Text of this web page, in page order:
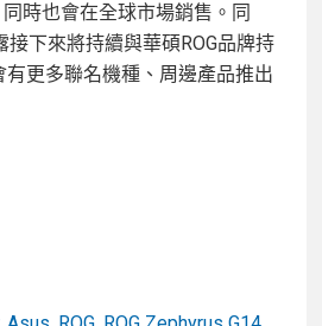
時也會在全球市場銷售。同
接下來將持續與華碩ROG品牌持
更多聯名機種、周邊產品推出